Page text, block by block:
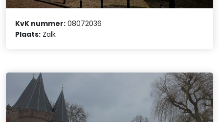
KvK nummer: 08072036
Plaats: Zalk